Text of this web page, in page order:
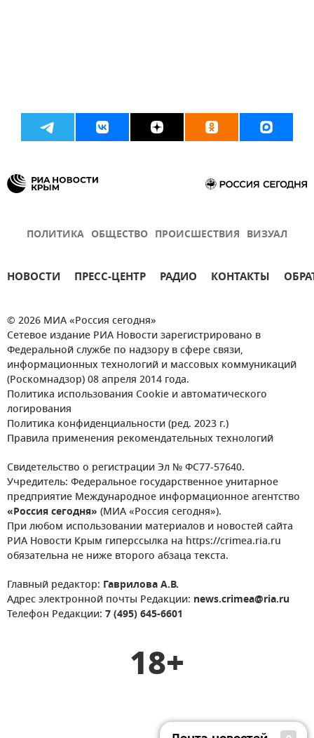
ПОЛИТИКА ОБЩЕСТВО ПРОИСШЕСТВИЯ ВИЗУАЛ
НОВОСТИ ПРЕСС-ЦЕНТР РАДИО КОНТАКТЫ
© 2026 МИА «Россия сегодня»
Сетевое издание РИА Новости зарегистрировано в
Федеральной службе по надзору в сфере связи,
информационных технологий и массовых коммуникаций
(Роскомнадзор) 08 апреля 2014 года.
Политика использования Cookie и автоматического
логирования
Политика конфиденциальности (ред. 2023 г.)
Правила применения рекомендательных технологий
Свидетельство о регистрации Эл № ФС77-57640.
Учредитель: Федеральное государственное унитарное
предприятие Международное информационное агентство
«Россия сегодня» (МИА «Россия сегодня»).
При любом использовании материалов и новостей сайта
РИА Новости Крым гиперссылка на https://crimea.ria.ru
обязательна не ниже второго абзаца текста.
Главный редактор: Гаврилова А.В.
Адрес электронной почты Редакции: news.crimea@ria.ru
Телефон Редакции: 7 (495) 645-6601
18+